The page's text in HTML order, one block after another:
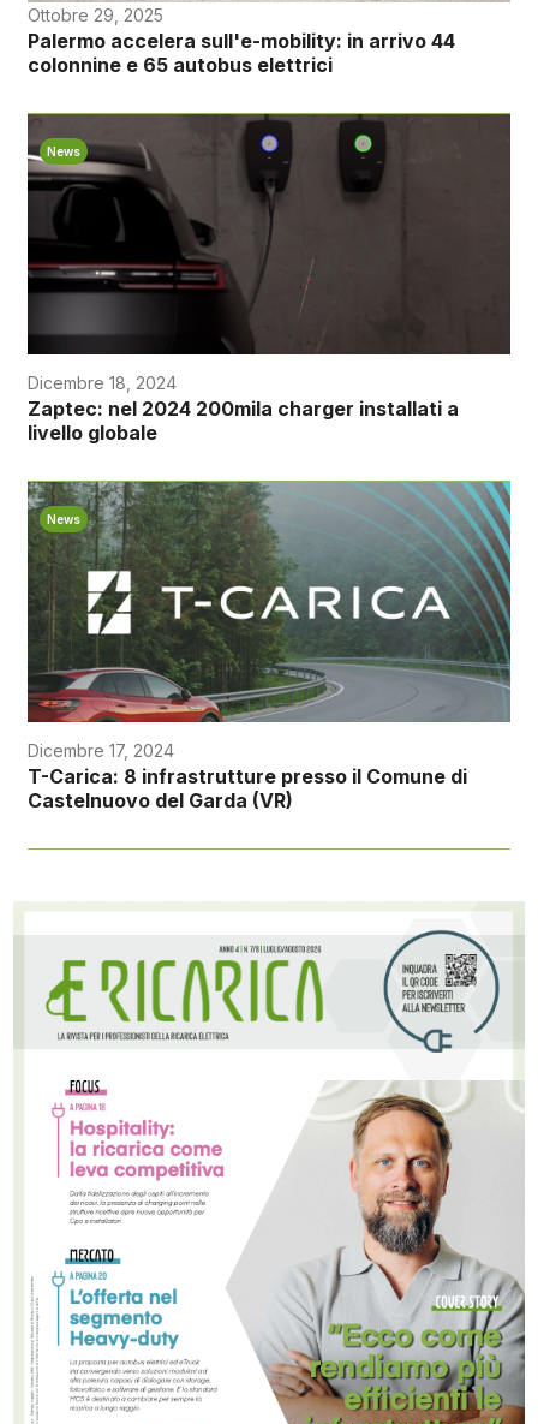
Ottobre 29, 2025
Palermo accelera sull'e-mobility: in arrivo 44
colonnine e 65 autobus elettrici
News
Dicembre 18, 2024
Zaptec: nel 2024 200mila charger installati a
livello globale
News
Dicembre 17, 2024
T-Carica: 8 infrastrutture presso il Comune di
Castelnuovo del Garda (VR)